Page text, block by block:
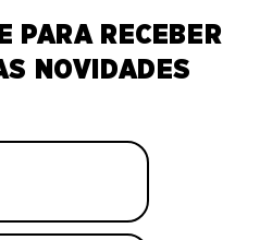
PARA RECEBER
NOVIDADES